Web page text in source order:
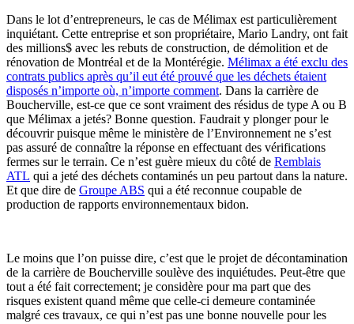
Dans le lot d’entrepreneurs, le cas de Mélimax est particulièrement
inquiétant. Cette entreprise et son propriétaire, Mario Landry, ont fait
des millions$ avec les rebuts de construction, de démolition et de
rénovation de Montréal et de la Montérégie. Mélimax a été exclu des
contrats publics après qu’il eut été prouvé que les déchets étaient
disposés n’importe où, n’importe comment. Dans la carrière de
Boucherville, est-ce que ce sont vraiment des résidus de type A ou B
que Mélimax a jetés? Bonne question. Faudrait y plonger pour le
découvrir puisque même le ministère de l’Environnement ne s’est
pas assuré de connaître la réponse en effectuant des vérifications
fermes sur le terrain. Ce n’est guère mieux du côté de Remblais
ATL qui a jeté des déchets contaminés un peu partout dans la nature.
Et que dire de Groupe ABS qui a été reconnue coupable de
production de rapports environnementaux bidon.
Le moins que l’on puisse dire, c’est que le projet de décontamination
de la carrière de Boucherville soulève des inquiétudes. Peut-être que
tout a été fait correctement; je considère pour ma part que des
risques existent quand même que celle-ci demeure contaminée
malgré ces travaux, ce qui n’est pas une bonne nouvelle pour les